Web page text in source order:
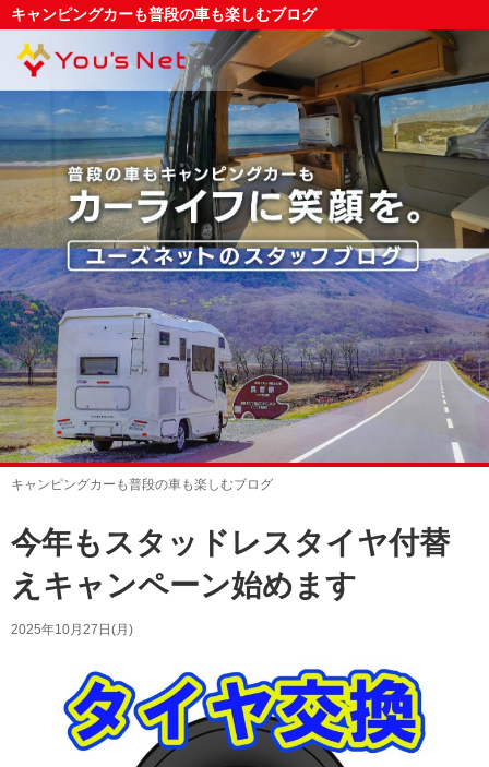
キャンピングカーも普段の車も楽しむブログ
キャンピングカーも普段の車も楽しむブログ
今年もスタッドレスタイヤ付替
えキャンペーン始めます
2025年10月27日(月)